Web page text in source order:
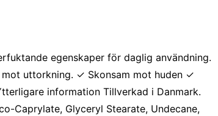
egenskaper för daglig användning.
uttorkning. ✓ Skonsam mot huden ✓
information Tillverkad i Danmark.
Caprylate, Glyceryl Stearate, Undecane,